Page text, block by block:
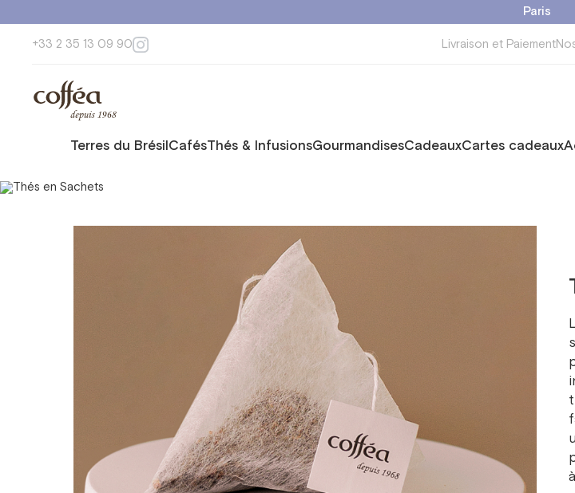
Paris
+33 2 35 13 09 90 Livraison et Paiement
Terres du BrésilCafésThés & InfusionsGourmandisesCadeauxCartes cadeaux